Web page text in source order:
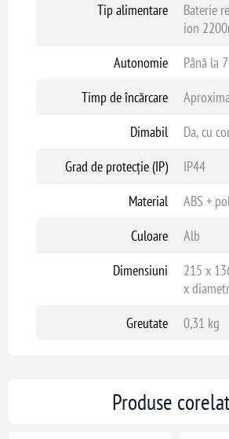
Tip alimentare
Baterie
ion
Autonomie
Până la
Timp de încărcare
Dimabil
Da, cu
Grad de protecție (IP)
IP44
Material
ABS +
Culoare
Alb
Dimensiuni
215 x
x
Greutate
0,31 kg
Produse